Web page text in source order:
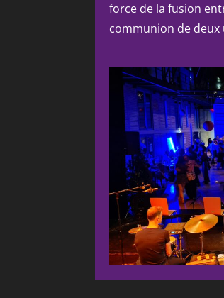
force de la fusion
communion de